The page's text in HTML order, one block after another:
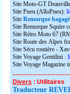
Site Moto-GT Deauville
Site Pneu (AlloPneu):
Site Remorque
Site Remorque Squire
Site Rétro Moto 67
Site Route des Alpes
Site Sécu routière -
Site Voyage Gentilini :
Site Voyage Magazine
Divers : Utilitaires
Traducteur